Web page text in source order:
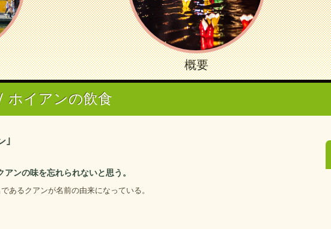
概要
ホイアンの飲食
｣
ンの味を忘れられないと思う。
あるクアンが名前の由来になっている。